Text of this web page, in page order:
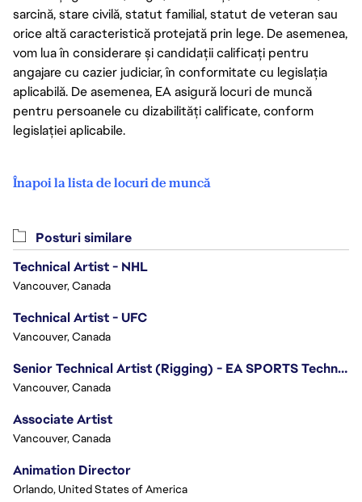
sarcină, stare civilă, statut familial, statut de veteran sau
orice altă caracteristică protejată prin lege. De asemenea,
vom lua în considerare și candidații calificați pentru
angajare cu cazier judiciar, în conformitate cu legislația
aplicabilă. De asemenea, EA asigură locuri de muncă
pentru persoanele cu dizabilități calificate, conform
legislației aplicabile.
Înapoi la lista de locuri de muncă
Posturi similare
Technical Artist - NHL
Vancouver, Canada
Technical Artist - UFC
Vancouver, Canada
Senior Technical Artist (Rigging) - EA SPORTS Technology
Vancouver, Canada
Associate Artist
Vancouver, Canada
Animation Director
Orlando, United States of America